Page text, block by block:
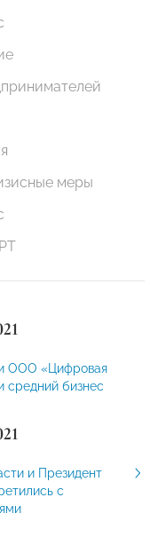
меры
ООО «Цифровая
средний бизнес
и Президент
с